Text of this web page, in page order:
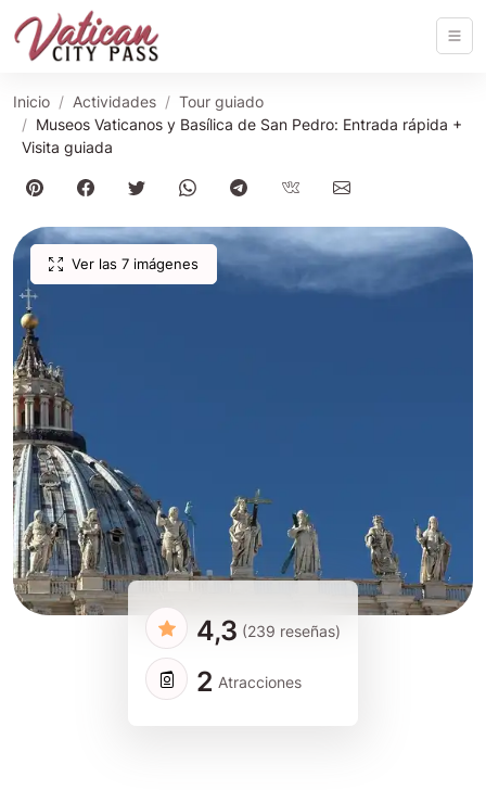
Inicio Actividades
Tour guiado
Museos Vaticanos y Basílica de San Pedro: Entrada rápida +
Visita guiada
Ver las 7 imágenes
4,3 (239 reseñas)
2 Atracciones